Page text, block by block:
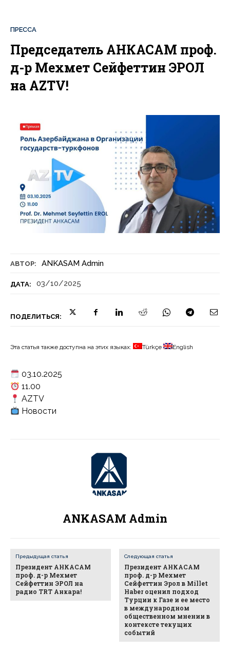
АВТОР: ANKASAM Admin
ДАТА: 03/10/2025
ПОДЕЛИТЬСЯ:
ПРЕССА
Председатель АНКАСАМ проф.
д-р Мехмет Сейфеттин ЭРОЛ
на AZTV!
Эта статья также доступна на этих языках: Türkçe English
03.10.2025
11.00
AZTV
Новости
ANKASAM Admin
Предыдущая статья
Президент АНКАСАМ
проф. д-р Мехмет
Сейфеттин ЭРОЛ на
радио TRT Анкара!
Следующая статья
Президент АНКАСАМ
проф. д-р Мехмет
Сейфеттин Эрол в Millet
Haber оценил подход
Турции к Газе и ее место
в международном
общественном мнении в
контексте текущих
событий